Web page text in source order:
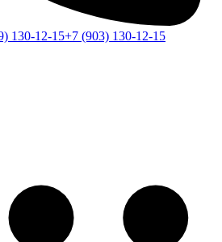
130-12-15+7 (903) 130-12-15